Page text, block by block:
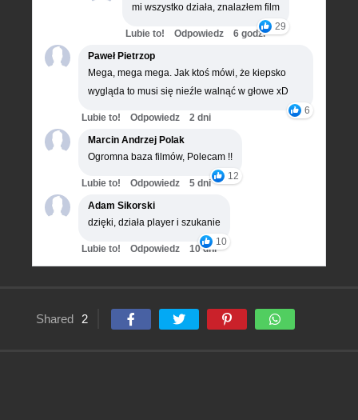
mi wszystko działa, znalazłem film
29
Lubie to! Odpowiedz
6 godz.
Paweł Pietrzop
Mega, mega mega. Jak ktoś mówi, że kiepsko
wygląda to musi się nieźle walnąć w głowe xD
6
Lubie to! Odpowiedz
2 dni
Marcin Andrzej Polak
Ogromna baza filmów, Polecam !!
12
Lubie to! Odpowiedz
5 dni
Adam Sikorski
dzięki, działa player i szukanie
10
Lubie to! Odpowiedz 10 dni
Shared 2